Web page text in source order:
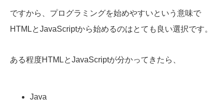
ですから、プログラミングを始めやすいという意味で
HTMLとJavaScriptから始めるのはとても良い選択です。
ある程度HTMLとJavaScriptが分かってきたら、
Java